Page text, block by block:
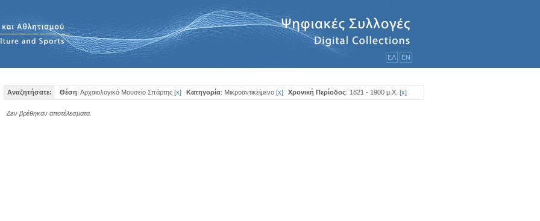
ΕΛ ΕΝ
Αναζητήσατε: Θέση: Αρχαιολογικό Μουσείο Σπάρτης [x] Κατηγορία: Μικροαντικείμενο [x] Χρονική Περίοδος: 1821 - 1900 μ.Χ. [x]
Δεν βρέθηκαν αποτέλεσματα.